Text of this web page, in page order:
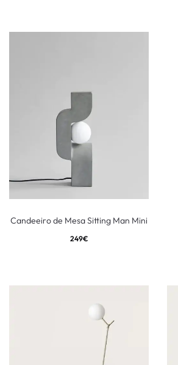
Candeeiro de Mesa Sitting Man Mini
249€